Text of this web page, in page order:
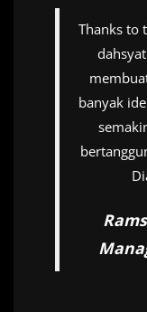
Thanks to
banyak